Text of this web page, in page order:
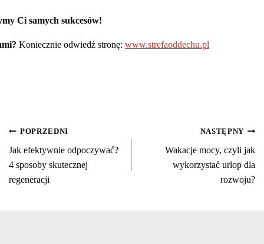
Ci samych sukcesów!
Koniecznie odwiedź stronę: www.strefaoddechu.pl
NAWIGACJA
WPISU
POPRZEDNI
Jak efektywnie odpoczywać?
4 sposoby skutecznej
regeneracji
NASTĘPNY
Wakacje mocy, czyli jak
wykorzystać urlop dla
rozwoju?